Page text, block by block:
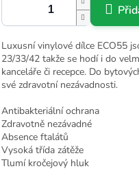
Luxusní vinylové dílce ECO55
23/33/42 takže se hodí i do
kanceláře či recepce. Do
své zdravotní nezávadnosti.
Antibakteriální ochrana
Zdravotně nezávadné
Absence ftalátů
Vysoká třída zátěže
Tlumí kročejový hluk